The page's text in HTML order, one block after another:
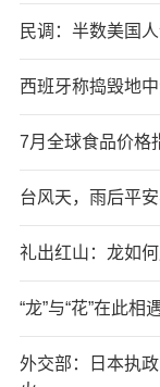
民调：半数美国
西班牙称捣毁地
7月全球食品价格
台风天，雨后平
礼出红山：龙如
“龙”与“花”在此相
外交部：日本执